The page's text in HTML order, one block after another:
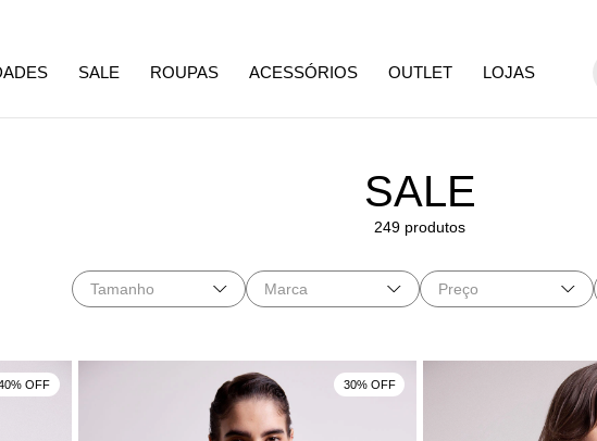
SALE ROUPAS ACESSÓRIOS OUTLET LOJAS
SALE
249 produtos
Tamanho Marca Preço
OFF 30% OFF